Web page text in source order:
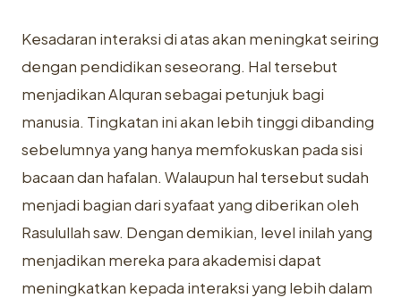
Kesadaran interaksi di atas akan meningkat seiring
dengan pendidikan seseorang. Hal tersebut
menjadikan Alquran sebagai petunjuk bagi
manusia. Tingkatan ini akan lebih tinggi dibanding
sebelumnya yang hanya memfokuskan pada sisi
bacaan dan hafalan. Walaupun hal tersebut sudah
menjadi bagian dari syafaat yang diberikan oleh
Rasulullah saw. Dengan demikian, level inilah yang
menjadikan mereka para akademisi dapat
meningkatkan kepada interaksi yang lebih dalam